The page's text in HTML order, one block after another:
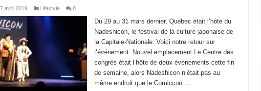
7 avril 2019 Lifestyle 0
Du 29 au 31 mars dernier, Québec était l’hôte du
Nadeshicon, le festival de la culture japonaise de
la Capitale-Nationale. Voici notre retour sur
l’événement. Nouvel emplacement Le Centre des
congrès était l’hôte de deux événements cette fin
de semaine, alors Nadeshicon n’était pas au
même endroit que le Comiccon …